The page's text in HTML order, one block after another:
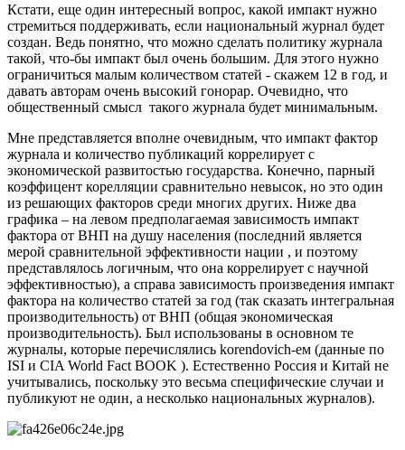
Кстати, еще один интересный вопрос, какой импакт нужно
стремиться поддерживать, если национальный журнал будет
создан. Ведь понятно, что можно сделать политику журнала
такой, что-бы импакт был очень большим. Для этого нужно
ограничиться малым количеством статей - скажем 12 в год, и
давать авторам очень высокий гонорар. Очевидно, что
общественный смысл такого журнала будет минимальным.
Мне представляется вполне очевидным, что импакт фактор
журнала и количество публикаций коррелирует с
экономической развитостью государства. Конечно, парный
коэффицент корелляции сравнительно невысок, но это один
из решающих факторов среди многих других. Ниже два
графика – на левом предполагаемая зависимость импакт
фактора от ВНП на душу населения (последний является
мерой сравнительной эффективности нации , и поэтому
представлялось логичным, что она коррелирует с научной
эффективностью), а справа зависимость произведения импакт
фактора на количество статей за год (так сказать интегральная
производительность) от ВНП (общая экономическая
производительность). Был использованы в основном те
журналы, которые перечислялись korendovich-ем (данные по
ISI и CIA World Fact BOOK ). Естественно Россия и Китай не
учитывались, поскольку это весьма специфические случаи и
публикуют не один, а несколько национальных журналов).